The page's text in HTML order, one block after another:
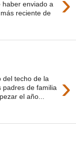
enviado a
reciente de
›
del techo de la
padres de familia
el año...